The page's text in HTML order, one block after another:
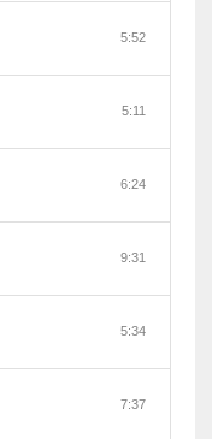
5:52
5:11
6:24
9:31
5:34
7:37